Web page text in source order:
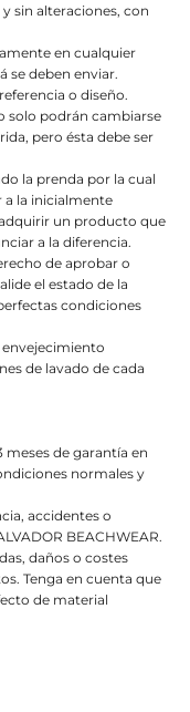
sin alteraciones, con
en cualquier
se deben enviar.
o diseño.
solo podrán cambiarse
pero ésta debe ser
la prenda por la cual
a la inicialmente
un producto que
a la diferencia.
de aprobar o
el estado de la
condiciones
envejecimiento
de lavado de cada
meses de garantía en
normales y
accidentes o
BEACHWEAR.
daños o costes
Tenga en cuenta que
de material